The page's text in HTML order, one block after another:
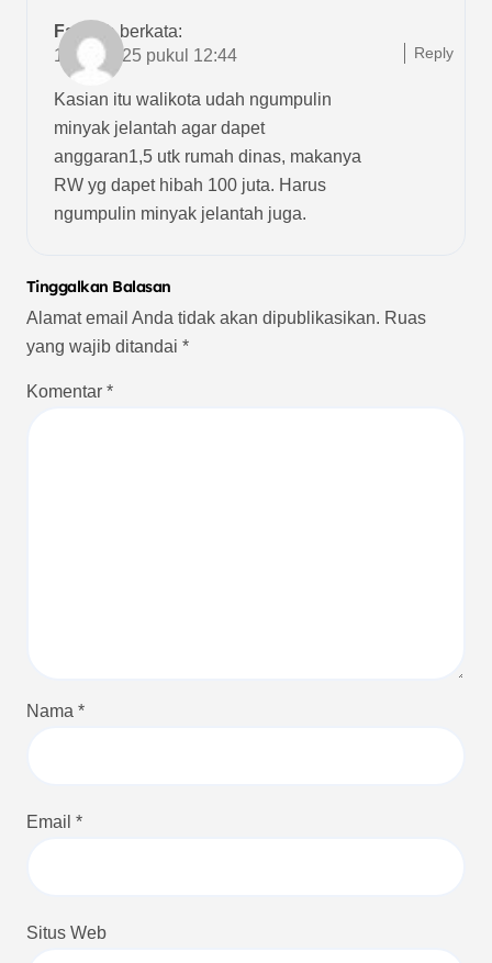
Fadilah berkata:
13/09/2025 pukul 12:44
Kasian itu walikota udah ngumpulin
minyak jelantah agar dapet
anggaran1,5 utk rumah dinas, makanya
RW yg dapet hibah 100 juta. Harus
ngumpulin minyak jelantah juga.
Reply
Tinggalkan Balasan
Alamat email Anda tidak akan dipublikasikan. Ruas
yang wajib ditandai *
Komentar *
Nama *
Email *
Situs Web